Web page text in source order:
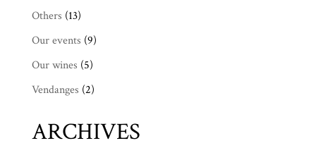
Others (13)
Our events (9)
Our wines (5)
Vendanges (2)
ARCHIVES